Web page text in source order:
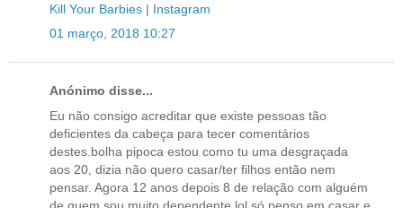
Kill Your Barbies | Instagram
01 março, 2018 10:27
Anónimo disse...
Eu não consigo acreditar que existe pessoas tão
deficientes da cabeça para tecer comentários
destes.bolha pipoca estou como tu uma desgraçada
aos 20, dizia não quero casar/ter filhos então nem
pensar. Agora 12 anos depois 8 de relação com alguém
de quem sou muito dependente lol só penso em casar e